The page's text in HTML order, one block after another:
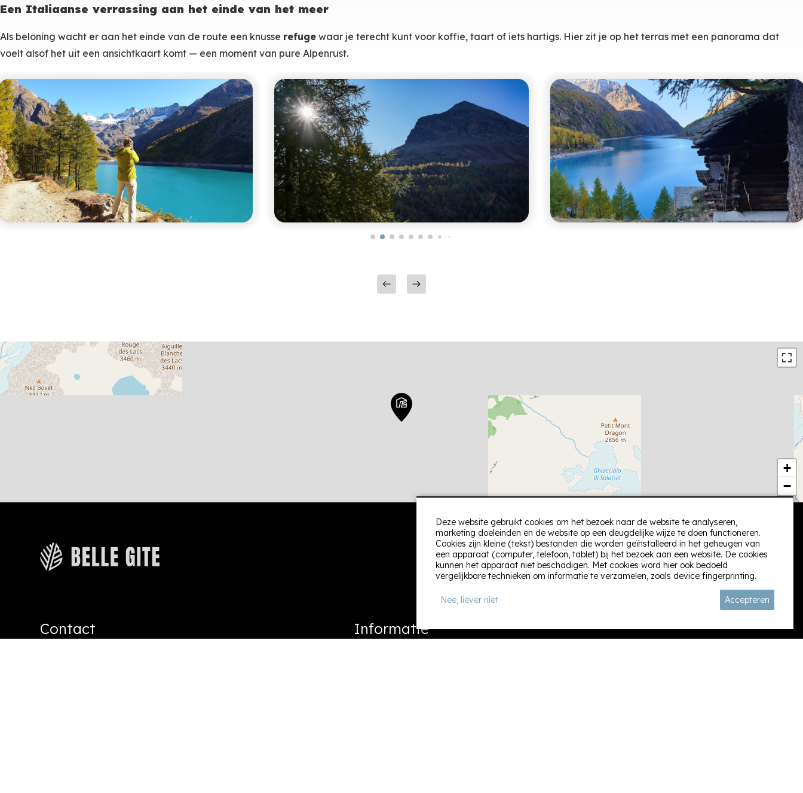
Een Italiaanse verrassing aan het einde van het meer
Als beloning wacht er aan het einde van de route een knusse refuge waar je terecht kunt voor koffie, taart of iets hartigs. Hier zit je op het terras met een panorama dat
voelt alsof het uit een ansichtkaart komt — een moment van pure Alpenrust.
+
−
Volg ons:
Contact Informatie
Deze website gebruikt cookies om het bezoek naar de website te analyseren,
marketing doeleinden en de website op een deugdelijke wijze te doen functioneren.
Cookies zijn kleine (tekst) bestanden die worden geïnstalleerd in het geheugen van
een apparaat (computer, telefoon, tablet) bij het bezoek aan een website. De cookies
kunnen het apparaat niet beschadigen. Met cookies word hier ook bedoeld
vergelijkbare technieken om informatie te verzamelen, zoals device fingerprinting.
Nee, liever niet Accepteren